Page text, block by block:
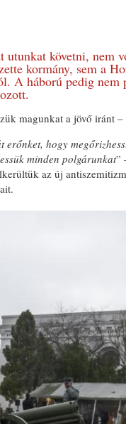
követni, nem
kormány, sem a
A háború pedig nem
magunkat a jövő iránt –
erőnket, hogy
minden polgárunkat”
az új